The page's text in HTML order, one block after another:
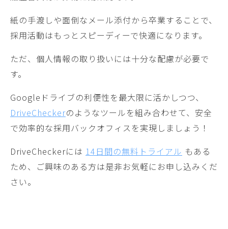
紙の手渡しや面倒なメール添付から卒業することで、
採用活動はもっとスピーディーで快適になります。
ただ、個人情報の取り扱いには十分な配慮が必要で
す。
Googleドライブの利便性を最大限に活かしつつ、
DriveCheckerのようなツールを組み合わせて、安全
で効率的な採用バックオフィスを実現しましょう！
DriveCheckerには 14日間の無料トライアル もある
ため、ご興味のある方は是非お気軽にお申し込みくだ
さい。